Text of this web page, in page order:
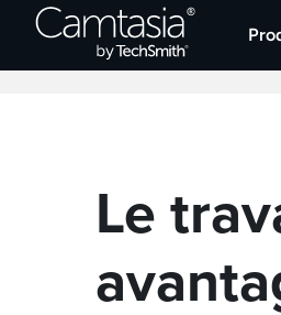
Passer
directement
Derniers articles
Le